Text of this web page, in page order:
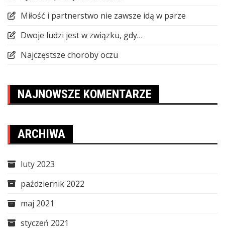
Miłość i partnerstwo nie zawsze idą w parze
Dwoje ludzi jest w związku, gdy…
Najczęstsze choroby oczu
NAJNOWSZE KOMENTARZE
ARCHIWA
luty 2023
październik 2022
maj 2021
styczeń 2021